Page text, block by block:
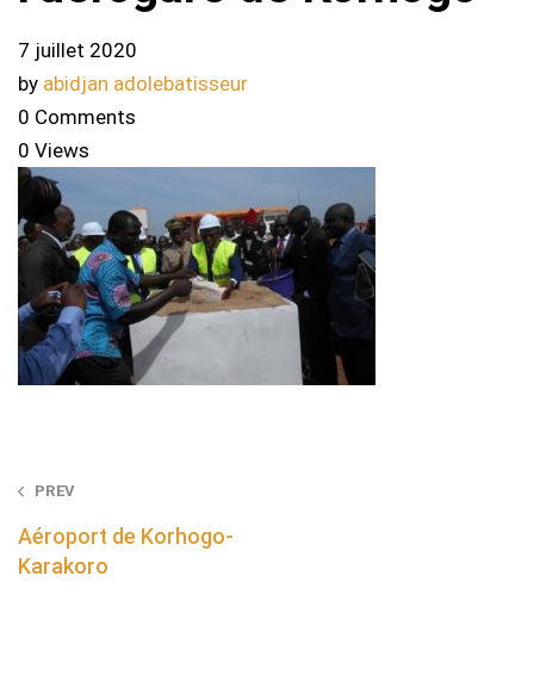
7 juillet 2020
by abidjan adolebatisseur
0 Comments
0 Views
Post
navigation
PREV
Aéroport de Korhogo-
Karakoro